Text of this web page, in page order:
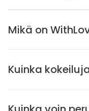
Mikä on
Kuinka